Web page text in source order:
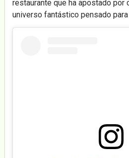
restaurante que ha apostado por
universo fantástico pensado